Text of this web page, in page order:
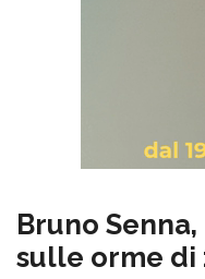
Bruno
sulle orme di